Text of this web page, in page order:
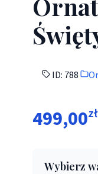
ID: 788
499,00zł
Wybierz